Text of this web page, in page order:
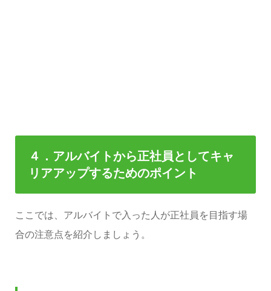
４．アルバイトから正社員としてキャ
リアアップするためのポイント
ここでは、アルバイトで入った人が正社員を目指す場
合の注意点を紹介しましょう。